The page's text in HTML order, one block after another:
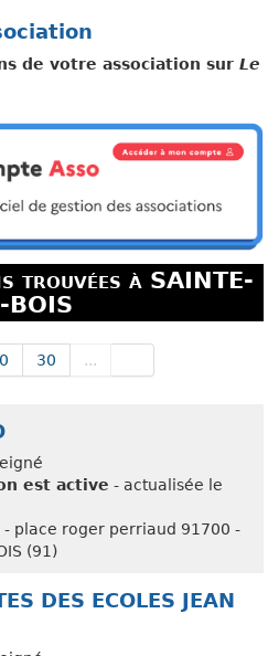
de votre association surLe
trouvées à SAINTE-
BOIS
30 ...
est active - actualisée le
- place roger perriaud 91700 -
(91)
DES ECOLES JEAN